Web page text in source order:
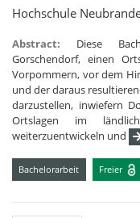
Hochschule
Abstract: Diese
Gorschendorf, einen
Vorpommern, vor dem
und der daraus
darzustellen, inwiefern
Ortslagen im
weiterzuentwickeln und
Bachelorarbeit Freier